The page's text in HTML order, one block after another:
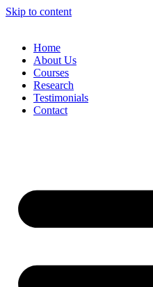
Skip to content
Home
About Us
Courses
Research
Testimonials
Contact